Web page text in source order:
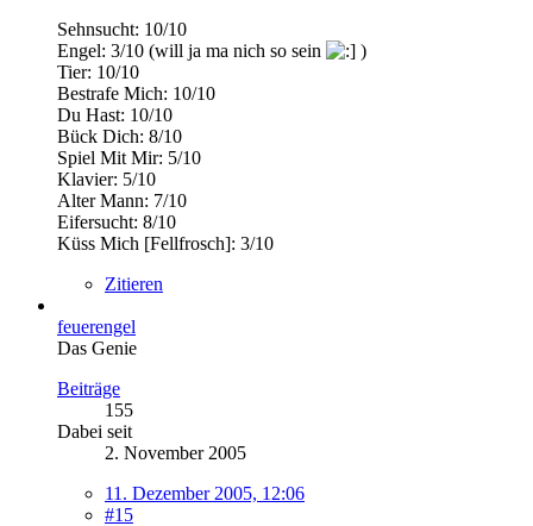
Sehnsucht: 10/10
Engel: 3/10 (will ja ma nich so sein
)
Tier: 10/10
Bestrafe Mich: 10/10
Du Hast: 10/10
Bück Dich: 8/10
Spiel Mit Mir: 5/10
Klavier: 5/10
Alter Mann: 7/10
Eifersucht: 8/10
Küss Mich [Fellfrosch]: 3/10
Zitieren
feuerengel
Das Genie
Beiträge
155
Dabei seit
2. November 2005
11. Dezember 2005, 12:06
#15